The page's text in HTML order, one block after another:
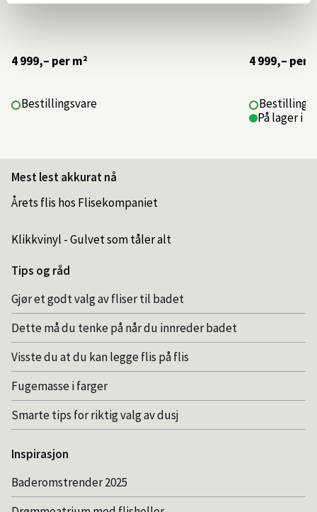
4 999,– per m²
Bestillingsvare
4 999,– per
På lager i
Mest lest akkurat nå
Årets flis hos Flisekompaniet
Klikkvinyl - Gulvet som tåler alt
Tips og råd
Gjør et godt valg av fliser til badet
Dette må du tenke på når du innreder badet
Visste du at du kan legge flis på flis
Fugemasse i farger
Smarte tips for riktig valg av dusj
Inspirasjon
Baderomstrender 2025